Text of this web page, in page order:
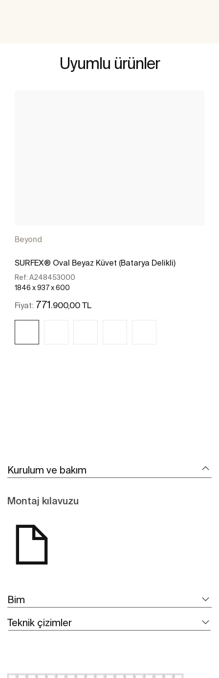
Uyumlu ürünler
Beyond
SURFEX® Oval Beyaz Küvet (Batarya Delikli)
Ref: A248453000
1846 x 937 x 600
Fiyat: 771.900,00 TL
Kurulum ve bakım
Montaj kılavuzu
Bim
Teknik çizimler